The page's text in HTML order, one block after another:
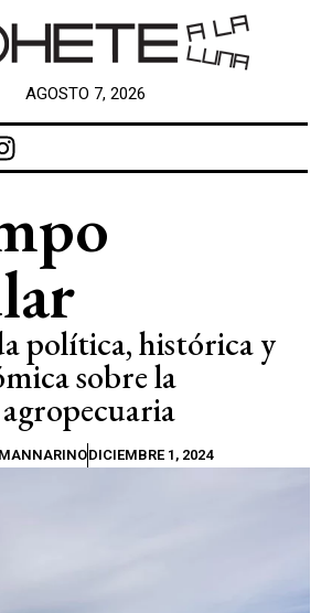
AGOSTO 7, 2026
política, histórica y
sobre la
DICIEMBRE 1, 2024